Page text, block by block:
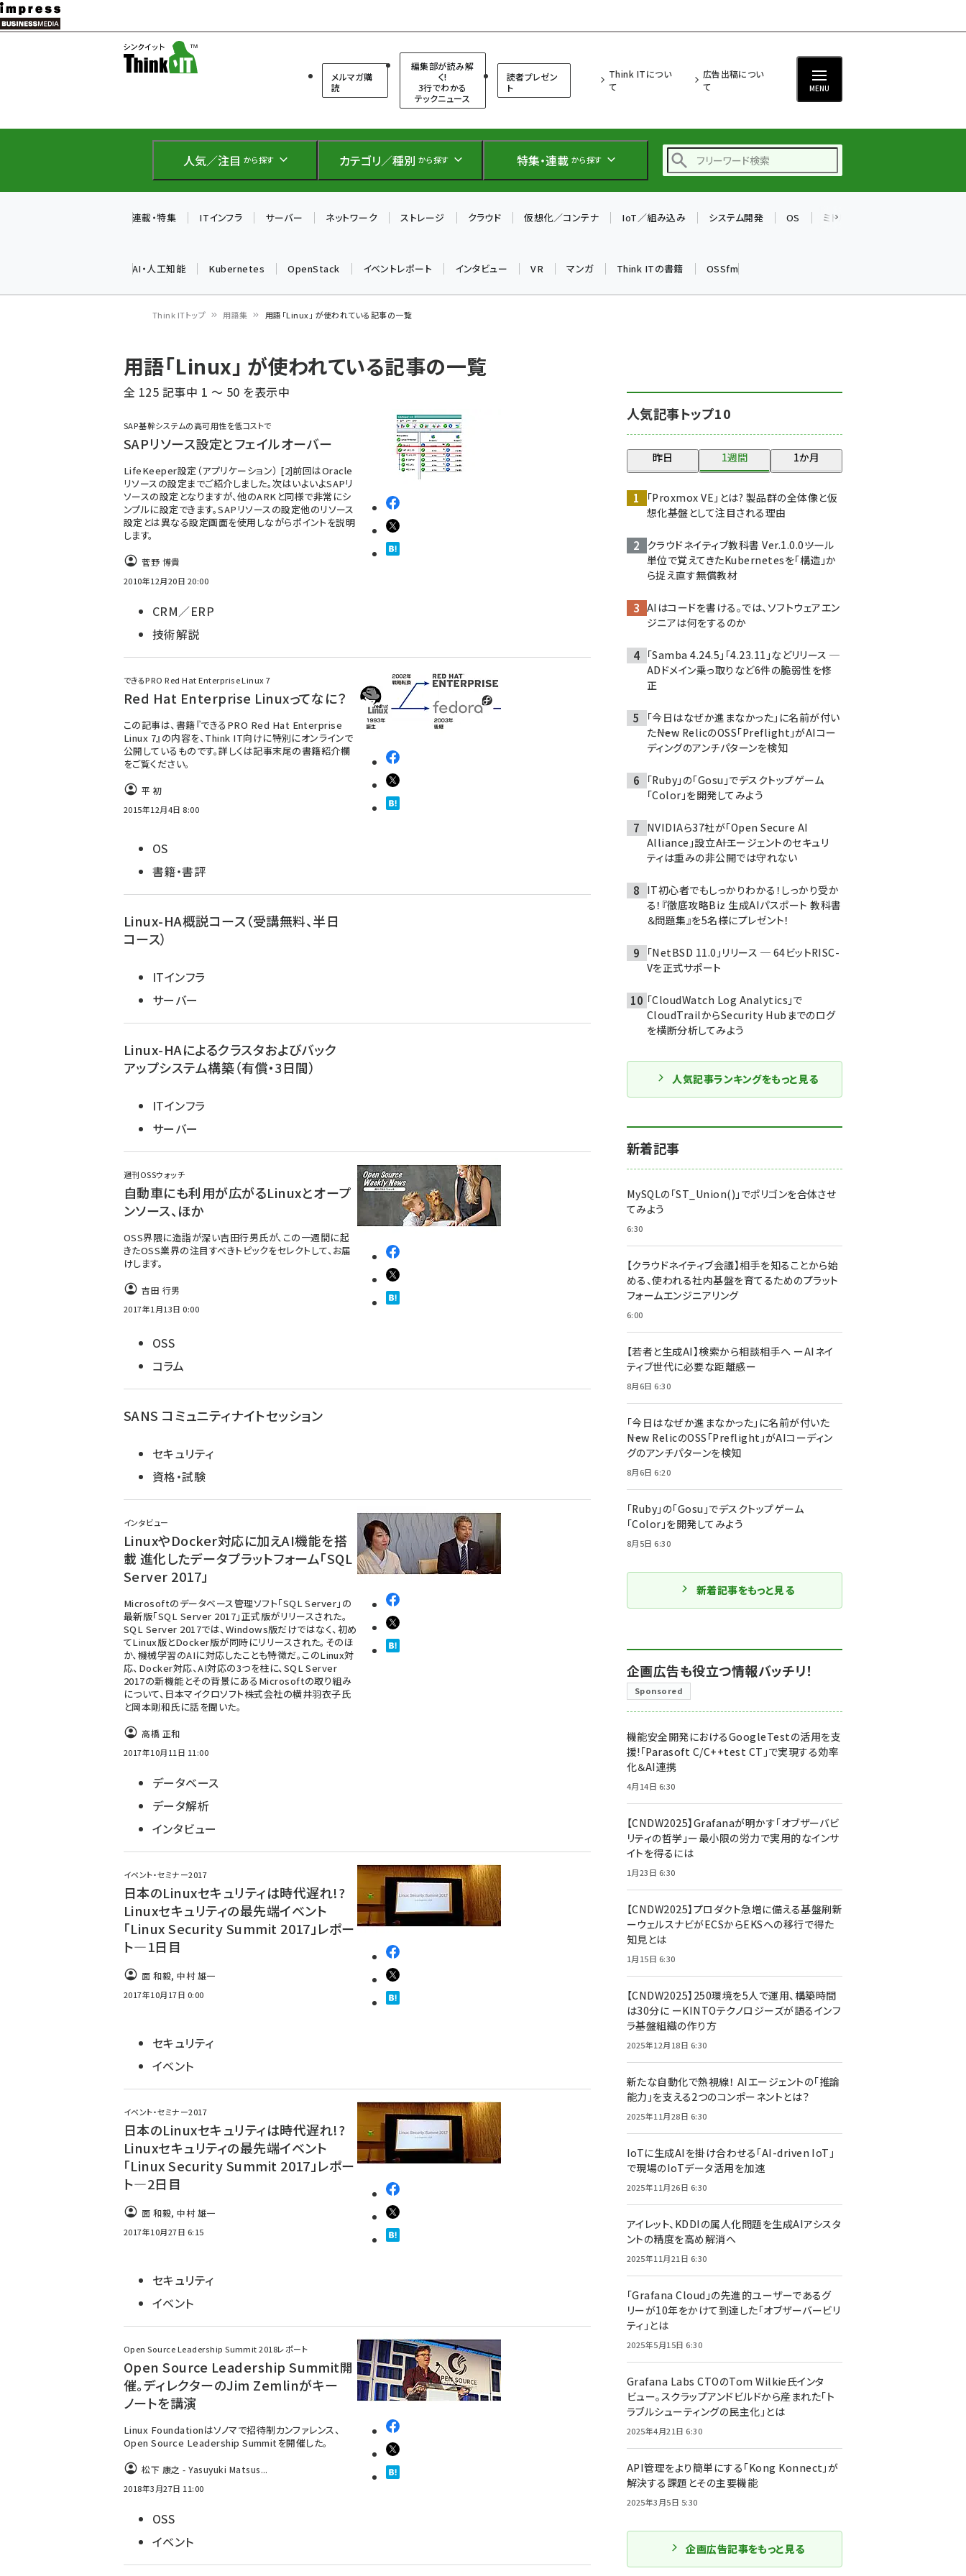
メ
イ
テ
に
メルマガ購
読
編集部が読み解
く!
3行でわかる
テックニュース
読者プレゼン
ト
Think ITについ
て
広告出稿につい
て
MENU
人気／注目 から探す カテゴリ／種別 から探す 特集・連載 から探す
仲間と築いた勝利の絆～
drupal (1947)
genai (1477)
abc123 (1352)
連載・特集 ITインフラ サーバー ネットワーク ストレージ クラウド 仮想化／コンテナ IoT／組み込み システム開発 OS ミドルウェア
AI・人工知能 Kubernetes OpenStack イベントレポート インタビュー VR マンガ Think ITの書籍 OSSfm
ン
く
ず
Think ITトップ 用語集 用語「Linux」 が使われている記事の一覧
用語「Linux」 が使われている記事の一覧
全 125 記事中 1 ～ 50 を表示中
SAP基幹システムの高可用性を低コストで
SAPリソース設定とフェイルオーバー
LifeKeeper設定（アプリケーション） [2]前回はOracle
リソースの設定までご紹介しました。次はいよいよSAPリ
ソースの設定となりますが、他のARKと同様で非常にシ
ンプルに設定できます。SAPリソースの設定他のリソース
設定とは異なる設定画面を使用しながらポイントを説明
します。
菅野 博貴
2010年12月20日 20:00
CRM／ERP
技術解説
できるPRO Red Hat Enterprise Linux 7
Red Hat Enterprise Linuxってなに？
この記事は、書籍『できるPRO Red Hat Enterprise
Linux 7』の内容を、Think IT向けに特別にオンラインで
公開しているものです。詳しくは記事末尾の書籍紹介欄
をご覧ください。
平 初
2015年12月4日 8:00
OS
書籍・書評
Linux-HA概説コース（受講無料、半日
コース）
ITインフラ
サーバー
Linux-HAによるクラスタおよびバック
アップシステム構築（有償・3日間）
ITインフラ
サーバー
週刊OSSウォッチ
自動車にも利用が広がるLinuxとオープ
ンソース、ほか
OSS界隈に造詣が深い吉田行男氏が、この一週間に起
きたOSS業界の注目すべきトピックをセレクトして、お届
けします。
吉田 行男
2017年1月13日 0:00
OSS
コラム
SANS コミュニティナイトセッション
セキュリティ
資格・試験
インタビュー
LinuxやDocker対応に加えAI機能を搭
載 進化したデータプラットフォーム「SQL
Server 2017」
Microsoftのデータベース管理ソフト「SQL Server」の
最新版「SQL Server 2017」正式版がリリースされた。
SQL Server 2017では、Windows版だけではなく、初め
てLinux版とDocker版が同時にリリースされた。そのほ
か、機械学習のAIに対応したことも特徴だ。このLinux対
応、Docker対応、AI対応の3つを柱に、SQL Server
2017の新機能とその背景にあるMicrosoftの取り組み
について、日本マイクロソフト株式会社の横井羽衣子氏
と岡本剛和氏に話を聞いた。
高橋 正和
2017年10月11日 11:00
データベース
データ解析
インタビュー
イベント・セミナー2017
日本のLinuxセキュリティは時代遅れ!?
Linuxセキュリティの最先端イベント
「Linux Security Summit 2017」レポー
ト―1日目
面 和毅,中村 雄一
2017年10月17日 0:00
セキュリティ
イベント
イベント・セミナー2017
日本のLinuxセキュリティは時代遅れ!?
Linuxセキュリティの最先端イベント
「Linux Security Summit 2017」レポー
ト―2日目
面 和毅,中村 雄一
2017年10月27日 6:15
セキュリティ
イベント
Open Source Leadership Summit 2018レポート
Open Source Leadership Summit開
催。ディレクターのJim Zemlinがキー
ノートを講演
Linux Foundationはソノマで招待制カンファレンス、
Open Source Leadership Summitを開催した。
松下 康之 - Yasuyuki Matsus...
2018年3月27日 11:00
OSS
イベント
人気記事トップ10
昨日 1週間 1か月
「Proxmox VE」とは? 製品群の全体像と仮
想化基盤として注目される理由
クラウドネイティブ教科書 Ver.1.0.0――ツール
単位で覚えてきたKubernetesを「構造」か
ら捉え直す無償教材
AIはコードを書ける。では、ソフトウェアエン
ジニアは何をするのか
「Samba 4.24.5」「4.23.11」などリリース ─
ADドメイン乗っ取りなど6件の脆弱性を修
正
「今日はなぜか進まなかった」に名前が付い
た――New RelicのOSS「Preflight」がAIコー
ディングのアンチパターンを検知
「Ruby」の「Gosu」でデスクトップゲーム
「Color」を開発してみよう
NVIDIAら37社が「Open Secure AI
Alliance」設立――AIエージェントのセキュリ
ティは重みの非公開では守れない
IT初心者でもしっかりわかる！しっかり受か
る！『徹底攻略Biz 生成AIパスポート 教科書
＆問題集』を5名様にプレゼント！
「NetBSD 11.0」リリース ─ 64ビットRISC-
Vを正式サポート
「CloudWatch Log Analytics」で
CloudTrailからSecurity Hubまでのログ
を横断分析してみよう
人気記事ランキングをもっと見る
新着記事
MySQLの「ST_Union()」でポリゴンを合体させ
てみよう
6:30
【クラウドネイティブ会議】相手を知ることから始
める、使われる社内基盤を育てるためのプラット
フォームエンジニアリング
6:00
【若者と生成AI】検索から相談相手へ ーAIネイ
ティブ世代に必要な距離感ー
8月6日 6:30
「今日はなぜか進まなかった」に名前が付いた
――New RelicのOSS「Preflight」がAIコーディン
グのアンチパターンを検知
8月6日 6:20
「Ruby」の「Gosu」でデスクトップゲーム
「Color」を開発してみよう
8月5日 6:30
新着記事をもっと見る
企画広告も役立つ情報バッチリ！
Sponsored
機能安全開発におけるGoogleTestの活用を支
援!「Parasoft C/C++test CT」で実現する効率
化＆AI連携
4月14日 6:30
【CNDW2025】Grafanaが明かす「オブザーバビ
リティの哲学」ー最小限の労力で実用的なインサ
イトを得るには
1月23日 6:30
【CNDW2025】プロダクト急増に備える基盤刷新
ーウェルスナビがECSからEKSへの移行で得た
知見とは
1月15日 6:30
【CNDW2025】250環境を5人で運用、構築時間
は30分に ーKINTOテクノロジーズが語るインフ
ラ基盤組織の作り方
2025年12月18日 6:30
新たな自動化で熱視線！ AIエージェントの「推論
能力」を支える2つのコンポーネントとは？
2025年11月28日 6:30
IoTに生成AIを掛け合わせる「AI-driven IoT」
で現場のIoTデータ活用を加速
2025年11月26日 6:30
アイレット、KDDIの属人化問題を生成AIアシスタ
ントの精度を高め解消へ
2025年11月21日 6:30
「Grafana Cloud」の先進的ユーザーであるグ
リーが10年をかけて到達した「オブザーバービリ
ティ」とは
2025年5月15日 6:30
Grafana Labs CTOのTom Wilkie氏インタ
ビュー。スクラップアンドビルドから産まれた「ト
ラブルシューティングの民主化」とは
2025年4月21日 6:30
API管理をより簡単にする「Kong Konnect」が
解決する課題とその主要機能
2025年3月5日 5:30
企画広告記事をもっと見る